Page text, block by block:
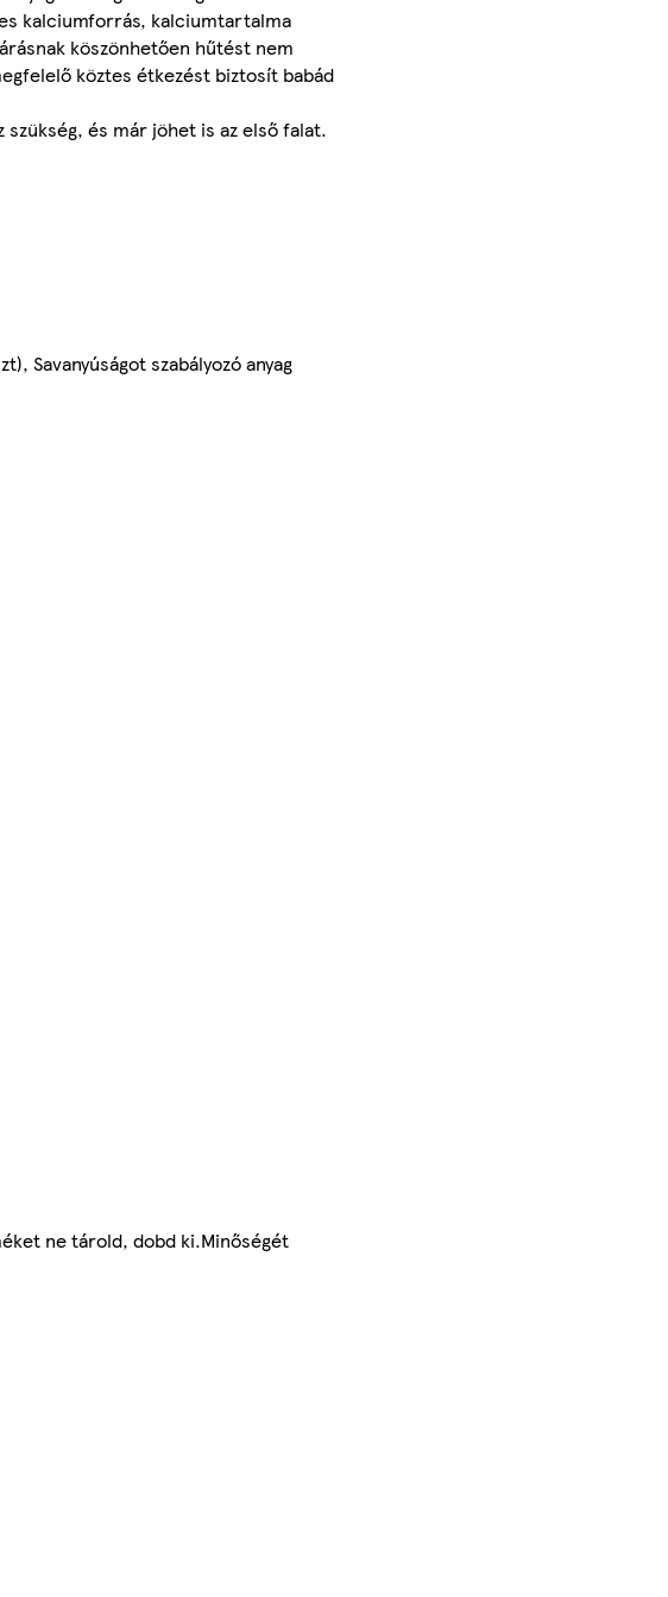
kalciumforrás, kalciumtartalma
köszönhetően hűtést nem
köztes étkezést biztosít babád
szükség, és már jöhet is az első falat.
Savanyúságot szabályozó anyag
ne tárold, dobd ki.Minőségét